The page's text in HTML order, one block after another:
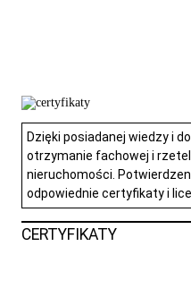
Dzięki posiadanej wiedzy i
otrzymanie fachowej i
nieruchomości.
odpowiednie certyfikaty i
CERTYFIKATY